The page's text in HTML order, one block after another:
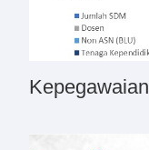
Kepegawaian